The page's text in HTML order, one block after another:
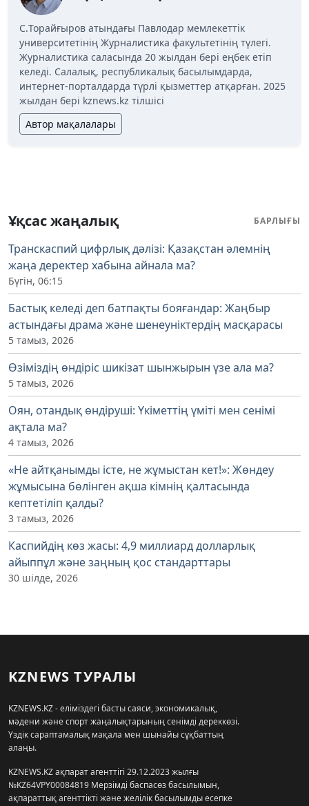
C.Торайғыров атындағы Павлодар мемлекеттік
университетінің Журналистика факультетінің түлегі.
Журналистика саласында 20 жылдан бері еңбек етіп
келеді. Салалық, республикалық басылымдарда,
интернет-порталдарда түрлі қызметтер атқарған. 2025
жылдан бері kznews.kz тілшісі
Автор мақалалары
Ұқсас жаңалық БАРЛЫҒЫ
Транскаспий цифрлық дәлізі: Қазақстан әлемнің
жаңа деректер хабына айнала ма?
Бүгін, 06:15
Бастық келеді деп батпақты бояғандар: Жаңбыр
астындағы драма және шенеуніктердің масқарасы
5 тамыз, 2026
Өзіміздің өндіріс шикізат шынжырын үзе ала ма?
5 тамыз, 2026
Оян, отандық өндіруші: Үкіметтің үміті мен сенімі
ақтала ма?
4 тамыз, 2026
«Не айтқанымды істе, не жұмыстан кет!»: Жөндеу
жұмысына бөлінген ақша кімнің қалтасында
кептетіліп қалды?
3 тамыз, 2026
Каспийдің көз жасы: 4,9 миллиард долларлық
айыппұл және заңның қос стандарттары
30 шілде, 2026
KZNEWS ТУРАЛЫ
KZNEWS.KZ - еліміздегі басты саяси, экономикалық,
мәдени және спорт жаңалықтарының сенімді дереккөзі.
Үздік сараптамалық мақала мен шынайы сұқбаттың
алаңы.
KZNEWS.KZ ақпарат агенттігі 29.12.2023 жылғы
№KZ64VPY00084819 Мерзімді баспасөз басылымын,
ақпараттық агенттікті және желілік басылымды есепке